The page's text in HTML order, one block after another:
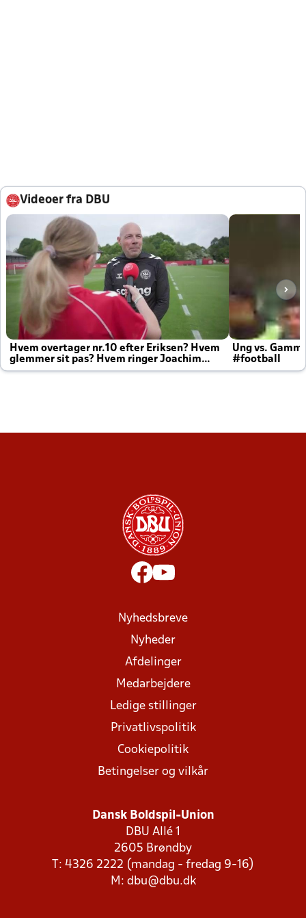
Videoer fra DBU
Hvem overtager nr.10 efter Eriksen? Hvem
glemmer sit pas? Hvem ringer Joachim
altid til efter kampe?
Ung vs.
#football
Nyhedsbreve
Nyheder
Afdelinger
Medarbejdere
Ledige stillinger
Privatlivspolitik
Cookiepolitik
Betingelser og vilkår
Dansk Boldspil-Union
DBU Allé 1
2605 Brøndby
T: 4326 2222 (mandag - fredag 9-16)
M: dbu@dbu.dk